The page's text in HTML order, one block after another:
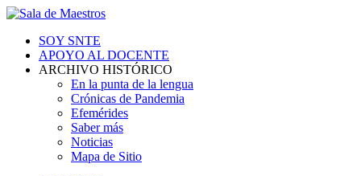
SOY SNTE
APOYO AL DOCENTE
ARCHIVO HISTÓRICO
En la punta de la lengua
Crónicas de Pandemia
Efemérides
Saber más
Noticias
Mapa de Sitio